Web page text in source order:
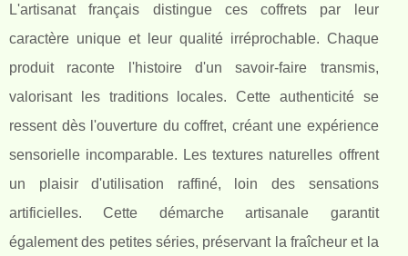
L'artisanat français distingue ces coffrets par leur
caractère unique et leur qualité irréprochable. Chaque
produit raconte l'histoire d'un savoir-faire transmis,
valorisant les traditions locales. Cette authenticité se
ressent dès l'ouverture du coffret, créant une expérience
sensorielle incomparable. Les textures naturelles offrent
un plaisir d'utilisation raffiné, loin des sensations
artificielles. Cette démarche artisanale garantit
également des petites séries, préservant la fraîcheur et la